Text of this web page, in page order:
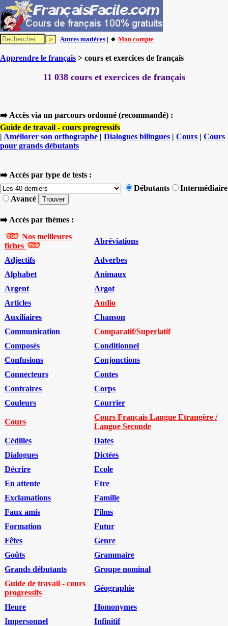
Autres matières | 🔸 Mon compte
Apprendre le français > cours et exercices de français
11 038 cours et exercices de français
➡️ Accès via un parcours ordonné (recommandé) :
Guide de travail - cours progressifs
| Améliorer son orthographe | Dialogues bilingues | Cours | Cours
pour grands débutants
➡️ Accès par type de tests :
Débutants
Intermédiaire
Avancé
➡️ Accès par thèmes :
Nos meilleures
fiches
Abréviations
Adjectifs
Adverbes
Alphabet
Animaux
Argent
Argot
Articles
Audio
Auxiliaires
Chanson
Communication
Comparatif/Superlatif
Composés
Conditionnel
Confusions
Conjonctions
Connecteurs
Contes
Contraires
Corps
Couleurs
Courrier
Cours
Cours Français Langue Etrangère /
Langue Seconde
Cédilles
Dates
Dialogues
Dictées
Décrire
Ecole
En attente
Etre
Exclamations
Famille
Faux amis
Films
Formation
Futur
Fêtes
Genre
Goûts
Grammaire
Grands débutants
Groupe nominal
Guide de travail - cours
progressifs
Géographie
Heure
Homonymes
Impersonnel
Infinitif